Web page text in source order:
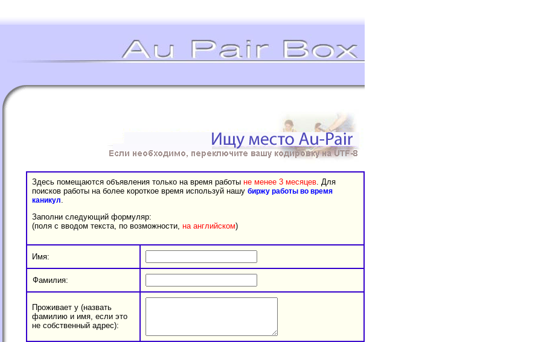
Здесь помещаются объявления только на время работы не менее 3 месяцев. Для
поисков работы на более короткое время используй нашу биржу работы во время
каникул.
Заполни следующий формуляр:
(поля с вводом текста, по возможности, на английском)
Имя:
Фамилия:
Проживает у (назвать
фамилию и имя, если это
не собственный адрес):